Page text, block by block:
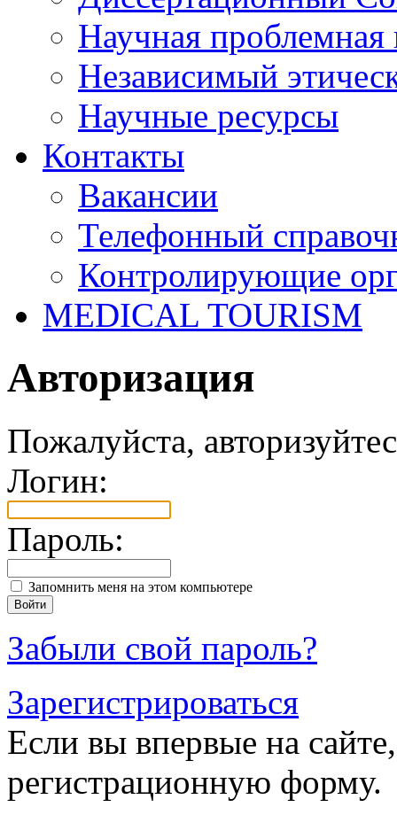
Научная проблемная
Независимый
Научные ресурсы
Контакты
Вакансии
Телефонный
Контролирующие
MEDICAL TOURISM
Авторизация
Пожалуйста,
Логин:
Пароль:
Запомнить меня на этом компьютере
Забыли свой пароль?
Зарегистрироваться
Если вы впервые на
регистрационную форму.